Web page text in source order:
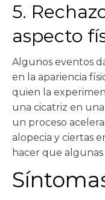
5.
aspecto
Algunos eventos
en la apariencia
quien la
una cicatriz en
un proceso
alopecia y ciertas
hacer que algunas